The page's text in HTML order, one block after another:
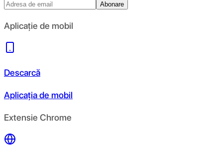
Abonare
Aplicație de mobil
Descarcă
Aplicația de mobil
Extensie Chrome